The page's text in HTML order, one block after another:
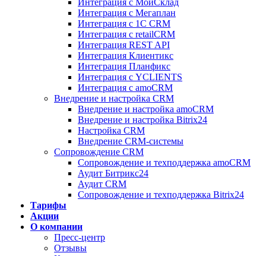
Интеграция с Мегаплан
Интеграция с 1C CRM
Интеграция с retailCRM
Интеграция REST API
Интеграция Клиентикс
Интеграция Планфикс
Интеграция с YCLIENTS
Интеграция с amoCRM
Внедрение и настройка CRM
Внедрение и настройка amoCRM
Внедрение и настройка Bitrix24
Настройка CRM
Внедрение CRM-системы
Сопровождение CRM
Сопровождение и техподдержка amoCRM
Аудит Битрикс24
Аудит CRM
Сопровождение и техподдержка Bitrix24
Тарифы
Акции
О компании
Пресс-центр
Отзывы